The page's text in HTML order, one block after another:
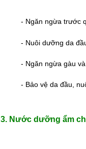
- Ngăn ngừa trước
- Nuôi dưỡng da
- Ngăn ngừa gàu
- Bảo vệ da đầu,
3. Nước dưỡng ẩm